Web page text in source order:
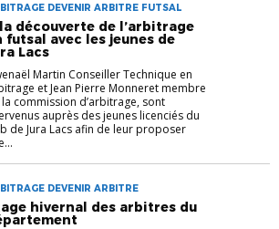
DEVENIR ARBITRE FUTSAL
découverte de l’arbitrage
futsal avec les jeunes de
Lacs
Martin Conseiller Technique en
et Jean Pierre Monneret membre
commission d’arbitrage, sont
auprès des jeunes licenciés du
de Jura Lacs afin de leur proposer
DEVENIR ARBITRE
hivernal des arbitres du